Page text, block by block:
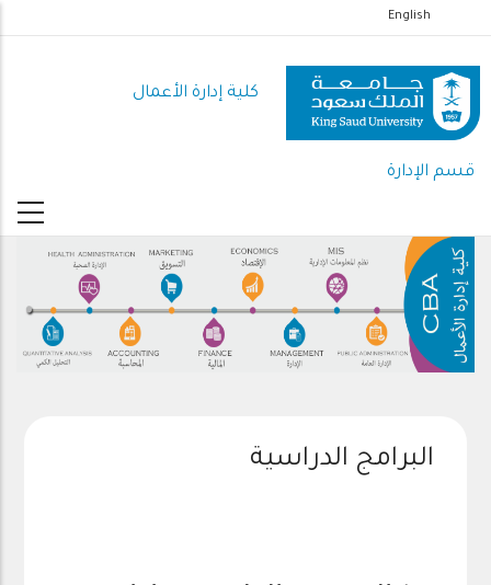
إلى
المحتوى
الرئيسي
English
كلية إدارة الأعمال
قسم الإدارة
البرامج الدراسية